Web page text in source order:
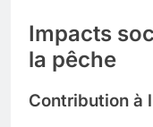
Impacts
la pêche
Contribution à